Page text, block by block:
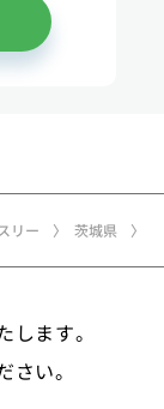
リー 茨城県
物件
ワー
に関す
識別
タおよ
ます。
い。